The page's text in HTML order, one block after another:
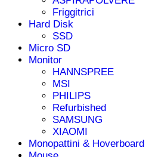
Friggitrici
Hard Disk
SSD
Micro SD
Monitor
HANNSPREE
MSI
PHILIPS
Refurbished
SAMSUNG
XIAOMI
Monopattini & Hoverboard